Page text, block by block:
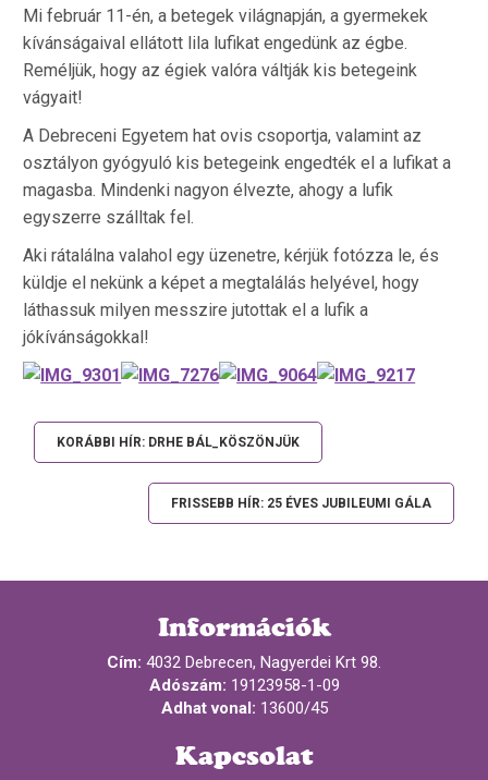
Mi február 11-én, a betegek világnapján, a gyermekek
kívánságaival ellátott lila lufikat engedünk az égbe.
Reméljük, hogy az égiek valóra váltják kis betegeink
vágyait!
A Debreceni Egyetem hat ovis csoportja, valamint az
osztályon gyógyuló kis betegeink engedték el a lufikat a
magasba. Mindenki nagyon élvezte, ahogy a lufik
egyszerre szálltak fel.
Aki rátalálna valahol egy üzenetre, kérjük fotózza le, és
küldje el nekünk a képet a megtalálás helyével, hogy
láthassuk milyen messzire jutottak el a lufik a
jókívánságokkal!
KORÁBBI HÍR: DRHE BÁL_KÖSZÖNJÜK
FRISSEBB HÍR: 25 ÉVES JUBILEUMI GÁLA
Információk
Cím: 4032 Debrecen, Nagyerdei Krt 98.
Adószám: 19123958-1-09
Adhat vonal: 13600/45
Kapcsolat